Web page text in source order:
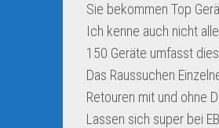
Sie bekommen Top
Ich kenne auch nicht
150 Geräte umfasst
Das Raussuchen
Retouren mit und ohne
Lassen sich super bei